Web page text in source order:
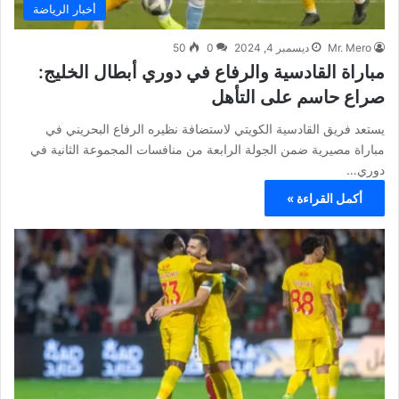
أخبار الرياضة
Mr. Mero ديسمبر 4, 2024 0
50
مباراة القادسية والرفاع في دوري أبطال الخليج:
صراع حاسم على التأهل
يستعد فريق القادسية الكويتي لاستضافة نظيره الرفاع البحريني في
مباراة مصيرية ضمن الجولة الرابعة من منافسات المجموعة الثانية في
دوري…
أكمل القراءة »